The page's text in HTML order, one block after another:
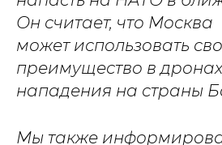
Он считает, что Москва
может использовать
преимущество в
нападения на страны
Мы также